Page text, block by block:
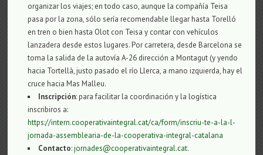
organizar los viajes; en todo caso, aunque la compañía Teisa
pasa por la zona, sólo sería recomendable llegar hasta Torelló
en tren o bien hasta Olot con Teisa y contar con vehículos
lanzadera desde estos lugares. Por carretera, desde Barcelona se
toma la salida de la autovía A-26 dirección a Montagut (y yendo
hacia Tortellà, justo pasado el río Llerca, a mano izquierda, hay el
cruce hacia Mas Malleu.
Inscripción: para facilitar la coordinación y la logística
inscribiros a:
https://intern.cooperativaintegral.cat/ca/form/inscriu-te-a-la-l-
jornada-assemblearia-de-la-cooperativa-integral-catalana
Contacto:jornades@cooperativaintegral.cat.